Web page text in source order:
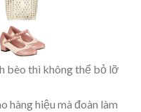
bèo thì không thể bỏ lỡ
hàng hiệu mà đoàn làm